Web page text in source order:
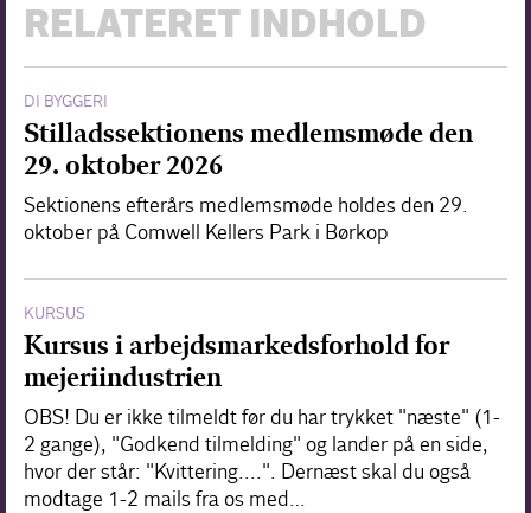
RELATERET INDHOLD
DI BYGGERI
Stilladssektionens medlemsmøde den
29. oktober 2026
Sektionens efterårs medlemsmøde holdes den 29.
oktober på Comwell Kellers Park i Børkop
KURSUS
Kursus i arbejdsmarkedsforhold for
mejeriindustrien
OBS! Du er ikke tilmeldt før du har trykket "næste" (1-
2 gange), "Godkend tilmelding" og lander på en side,
hvor der står: "Kvittering....". Dernæst skal du også
modtage 1-2 mails fra os med…